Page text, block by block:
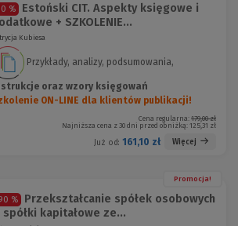
%
Estoński CIT. Aspekty księgowe i
+ SZKOLENIE...
Kubiesa
Przykłady, analizy, podsumowania,
oraz wzory księgowań
ON-LINE dla klientów publikacji!
Cena regularna: 179,00 zł
Najniższa cena z 30 dni przed obniżką: 125,31 zł
Już od: 161,10 zł Więcej
Promocja!
%
Przekształcanie spółek osobowych
spółki kapitałowe ze...